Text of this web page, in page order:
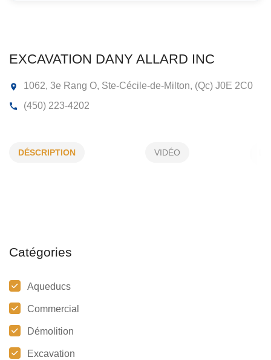
EXCAVATION DANY ALLARD INC
DÉSCRIPTION VIDÉO
Catégories
Aqueducs
Commercial
Démolition
Excavation